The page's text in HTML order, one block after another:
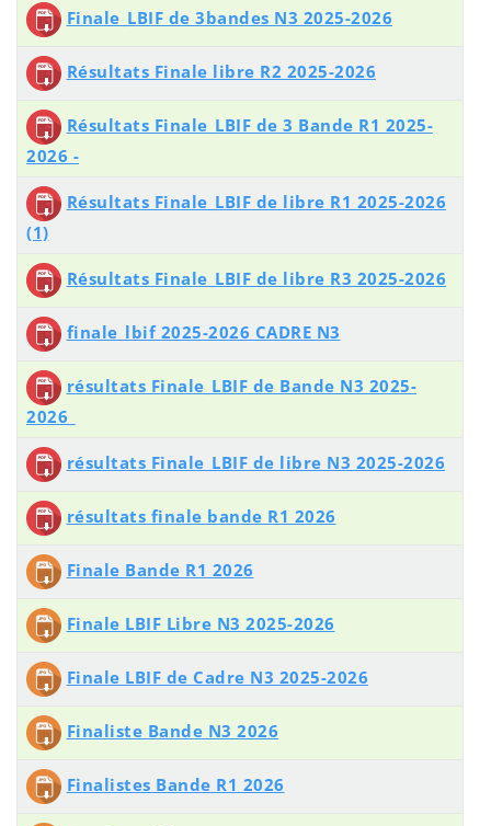
Finale_LBIF de 3bandes N3 2025-2026
Résultats Finale libre R2 2025-2026
Résultats Finale_LBIF de 3 Bande R1 2025-
2026 -
Résultats Finale_LBIF de libre R1 2025-2026
(1)
Résultats Finale_LBIF de libre R3 2025-2026
finale_lbif 2025-2026 CADRE N3
résultats Finale_LBIF de Bande N3 2025-
2026_
résultats Finale_LBIF de libre N3 2025-2026
résultats finale bande R1 2026
Finale Bande R1 2026
Finale LBIF Libre N3 2025-2026
Finale LBIF de Cadre N3 2025-2026
Finaliste Bande N3 2026
Finalistes Bande R1 2026